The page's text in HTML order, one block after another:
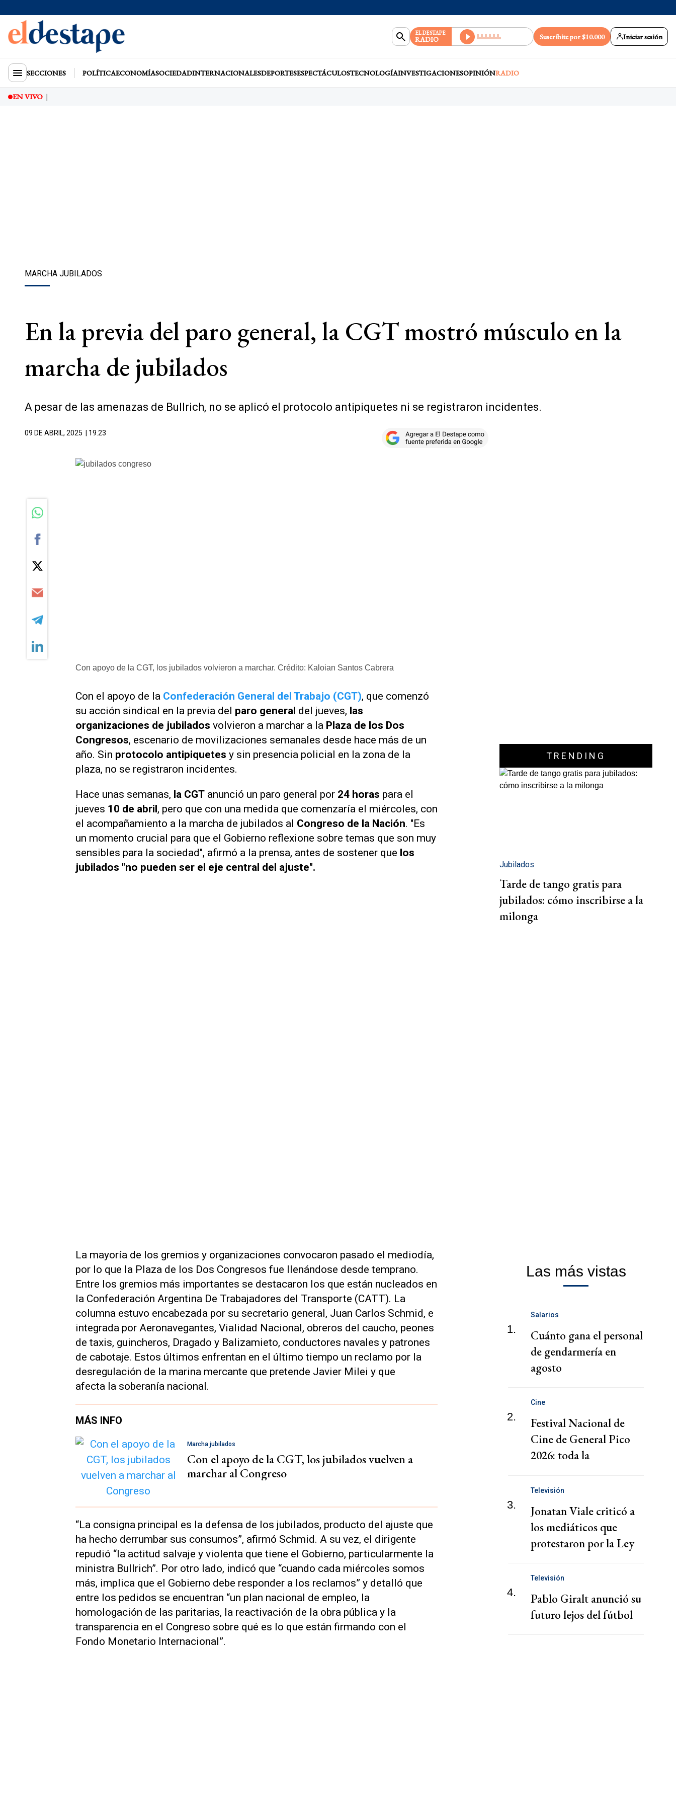
EL DESTAPE
RADIO Suscribite por $10.000 Iniciar sesión
SECCIONES POLÍTICAECONOMÍASOCIEDADINTERNACIONALESDEPORTESESPECTÁCULOSTECNOLOGÍAINVESTIGACIONESOPINIÓNRADIO
EN VIVO
MARCHA JUBILADOS
En la previa del paro general, la CGT mostró músculo en la
marcha de jubilados
A pesar de las amenazas de Bullrich, no se aplicó el protocolo antipiquetes ni se registraron incidentes.
09 DE ABRIL, 2025 | 19.23
Con apoyo de la CGT, los jubilados volvieron a marchar. Crédito: Kaloian Santos Cabrera
Con el apoyo de la Confederación General del Trabajo (CGT), que comenzó
su acción sindical en la previa del paro general del jueves, las
organizaciones de jubilados volvieron a marchar a la Plaza de los Dos
Congresos, escenario de movilizaciones semanales desde hace más de un
año. Sin protocolo antipiquetes y sin presencia policial en la zona de la
plaza, no se registraron incidentes.
Hace unas semanas, la CGT anunció un paro general por 24 horas para el
jueves 10 de abril, pero que con una medida que comenzaría el miércoles, con
el acompañamiento a la marcha de jubilados al Congreso de la Nación. "Es
un momento crucial para que el Gobierno reflexione sobre temas que son muy
sensibles para la sociedad", afirmó a la prensa, antes de sostener que los
jubilados "no pueden ser el eje central del ajuste".
La mayoría de los gremios y organizaciones convocaron pasado el mediodía,
por lo que la Plaza de los Dos Congresos fue llenándose desde temprano.
Entre los gremios más importantes se destacaron los que están nucleados en
la Confederación Argentina De Trabajadores del Transporte (CATT). La
columna estuvo encabezada por su secretario general, Juan Carlos Schmid, e
integrada por Aeronavegantes, Vialidad Nacional, obreros del caucho, peones
de taxis, guincheros, Dragado y Balizamieto, conductores navales y patrones
de cabotaje. Estos últimos enfrentan en el último tiempo un reclamo por la
desregulación de la marina mercante que pretende Javier Milei y que
afecta la soberanía nacional.
MÁS INFO
Marcha jubilados
Con el apoyo de la CGT, los jubilados vuelven a
marchar al Congreso
“La consigna principal es la defensa de los jubilados, producto del ajuste que
ha hecho derrumbar sus consumos”, afirmó Schmid. A su vez, el dirigente
repudió “la actitud salvaje y violenta que tiene el Gobierno, particularmente la
ministra Bullrich”. Por otro lado, indicó que “cuando cada miércoles somos
más, implica que el Gobierno debe responder a los reclamos” y detalló que
entre los pedidos se encuentran “un plan nacional de empleo, la
homologación de las paritarias, la reactivación de la obra pública y la
transparencia en el Congreso sobre qué es lo que están firmando con el
Fondo Monetario Internacional”.
TRENDING
Jubilados
Tarde de tango gratis para
jubilados: cómo inscribirse a la
milonga
Las más vistas
1.
Salarios
Cuánto gana el personal
de gendarmería en
agosto
2.
Cine
Festival Nacional de
Cine de General Pico
2026: toda la
décima edición
3.
Televisión
Jonatan Viale criticó a
los mediáticos que
protestaron por la Ley
4.
Televisión
Pablo Giralt anunció su
futuro lejos del fútbol